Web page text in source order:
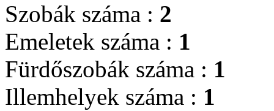
Szobák száma : 2
Emeletek száma : 1
Fürdőszobák száma : 1
Illemhelyek száma : 1